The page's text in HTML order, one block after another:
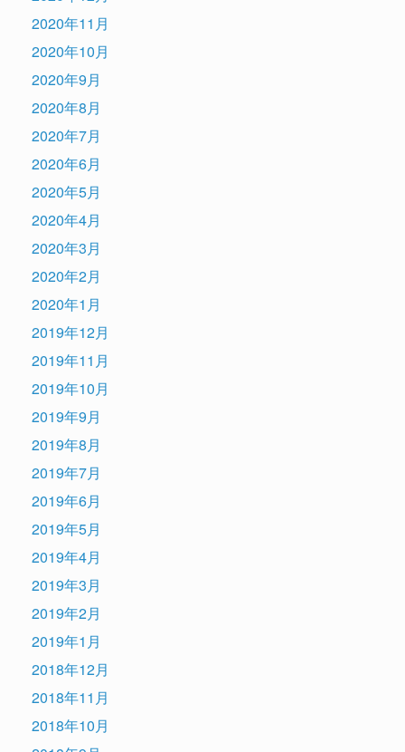
2020年11月
2020年10月
2020年9月
2020年8月
2020年7月
2020年6月
2020年5月
2020年4月
2020年3月
2020年2月
2020年1月
2019年12月
2019年11月
2019年10月
2019年9月
2019年8月
2019年7月
2019年6月
2019年5月
2019年4月
2019年3月
2019年2月
2019年1月
2018年12月
2018年11月
2018年10月